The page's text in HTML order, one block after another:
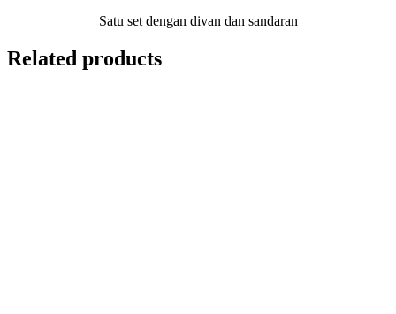
Satu set dengan divan dan sandaran
Related products